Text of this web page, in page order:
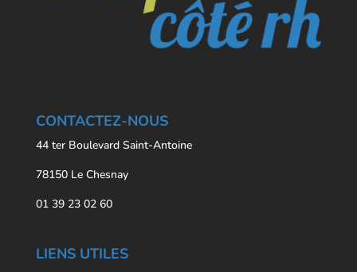
CONTACTEZ-NOUS
44 ter Boulevard Saint-Antoine
78150 Le Chesnay
01 39 23 02 60
LIENS UTILES